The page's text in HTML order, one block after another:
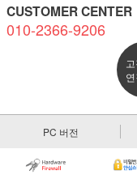
CUSTOMER CENTER
010-2366-9206
PC 버전